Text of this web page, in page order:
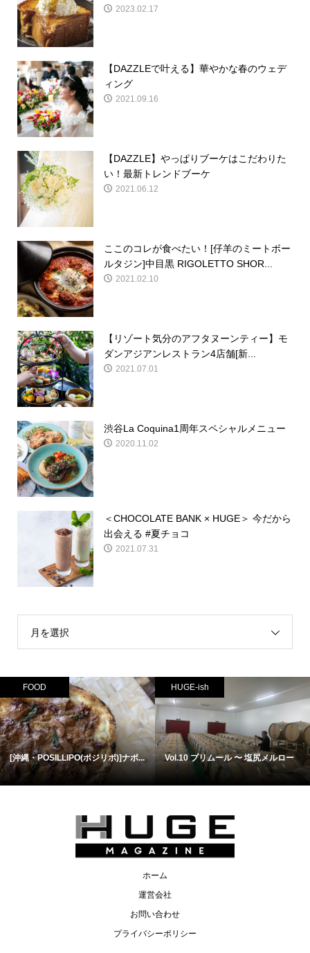
2023.02.17
【DAZZLEで叶える】華やかな春のウェデ
ィング
2021.09.16
【DAZZLE】やっぱりブーケはこだわりた
い！最新トレンドブーケ
2021.06.12
ここのコレが食べたい！[仔羊のミートボー
ルタジン]中目黒 RIGOLETTO SHOR...
2021.02.10
【リゾート気分のアフタヌーンティー】モ
ダンアジアンレストラン4店舗[新...
2021.07.01
渋谷La Coquina1周年スペシャルメニュー
2020.11.02
＜CHOCOLATE BANK × HUGE＞ 今だから
出会える #夏チョコ
2021.07.31
月を選択
FOOD
[沖縄・POSILLIPO(ポジリポ)]ナポ...
HUGE-ish
Vol.10 プリムール 〜 塩尻メルロー
ホーム
運営会社
お問い合わせ
プライバシーポリシー